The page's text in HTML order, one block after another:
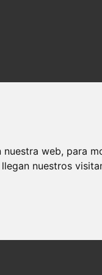
web, para
nuestros